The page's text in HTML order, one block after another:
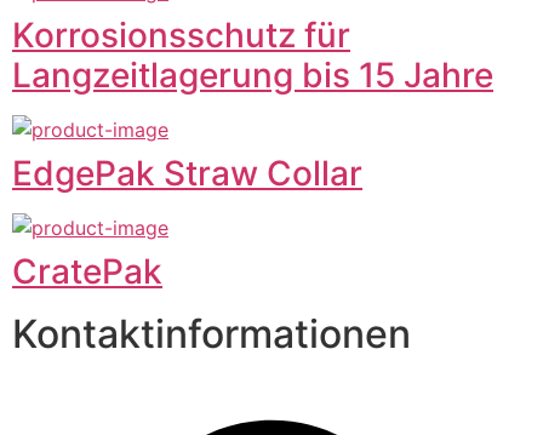
Korrosionsschutz für
Langzeitlagerung bis 15 Jahre
EdgePak Straw Collar
CratePak
Kontaktinformationen